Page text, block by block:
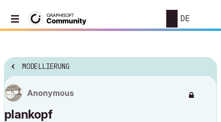
DE
MODELLIERUNG
Anonymous
plankopf